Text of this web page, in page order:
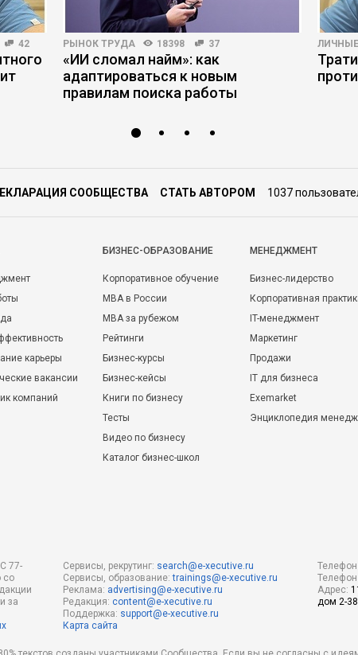
42 РЫНОК ТРУДА 18398 37
«ИИ сломал найм»: как
адаптироваться к новым
правилам поиска работы
СООБЩЕСТВА СТАТЬ АВТОРОМ 1037
карьеры
вакансии
компаний
БИЗНЕС-ОБРАЗОВАНИЕ
Корпоративное обучение
MBA в России
MBA за рубежом
Рейтинги
Бизнес-курсы
Бизнес-кейсы
Книги по бизнесу
Тесты
Видео по бизнесу
Каталог бизнес-школ
МЕНЕДЖМЕНТ
Бизнес-лидерство
Корпоративная
IT-менеджмент
Маркетинг
Продажи
IT для бизнеса
Exemarket
Энциклопедия
77-
со
за
Сервисы, рекрутинг: search@e-xecutive.ru
Сервисы, образование:trainings@e-xecutive.ru
Реклама: advertising@e-xecutive.ru
Редакция: content@e-xecutive.ru
Поддержка: support@e-xecutive.ru
Карта сайта
Адрес:
дом 2-